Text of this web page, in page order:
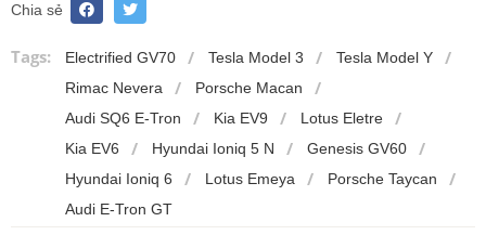
Chia sẻ
Tags: Electrified GV70 Tesla Model 3
Tesla Model Y
Rimac Nevera
Porsche Macan
Audi SQ6 E-Tron
Kia EV9
Lotus Eletre
Kia EV6
Hyundai Ioniq 5 N
Genesis GV60
Hyundai Ioniq 6
Lotus Emeya
Porsche Taycan
Audi E-Tron GT